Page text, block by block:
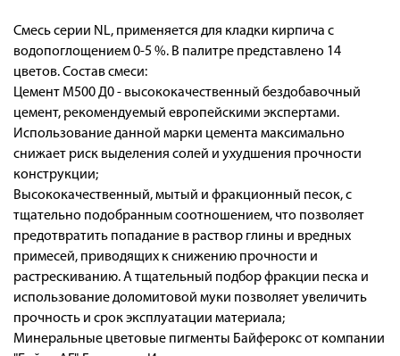
Смесь серии NL, применяется для кладки кирпича с
водопоглощением 0-5 %. В палитре представлено 14
цветов. Состав смеси:
Цемент М500 Д0 - высококачественный бездобавочный
цемент, рекомендуемый европейскими экспертами.
Использование данной марки цемента максимально
снижает риск выделения солей и ухудшения прочности
конструкции;
Высококачественный, мытый и фракционный песок, с
тщательно подобранным соотношением, что позволяет
предотвратить попадание в раствор глины и вредных
примесей, приводящих к снижению прочности и
растрескиванию. А тщательный подбор фракции песка и
использование доломитовой муки позволяет увеличить
прочность и срок эксплуатации материала;
Минеральные цветовые пигменты Байферокс от компании